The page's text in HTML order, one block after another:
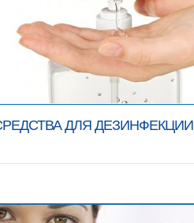
ДЛЯ ДЕЗИНФЕКЦИИ